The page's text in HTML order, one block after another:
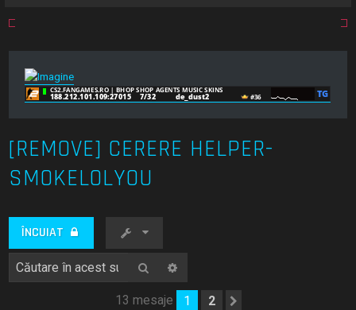
[REMOVE] CERERE HELPER-
SMOKELOLYOU
ÎNCUIAT
Căutare
13 mesaje 1 2